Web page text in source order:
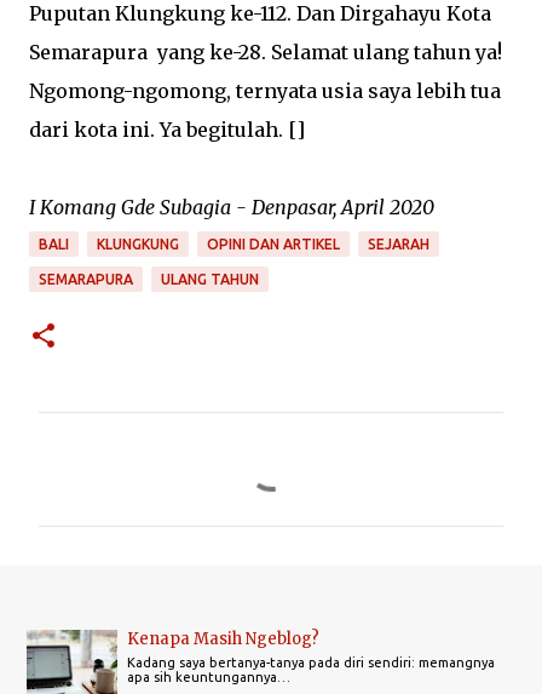
Puputan Klungkung ke-112. Dan Dirgahayu Kota
Semarapura yang ke-28. Selamat ulang tahun ya!
Ngomong-ngomong, ternyata usia saya lebih tua
dari kota ini. Ya begitulah. []
I Komang Gde Subagia - Denpasar, April 2020
BALI KLUNGKUNG OPINI DAN ARTIKEL SEJARAH
SEMARAPURA ULANG TAHUN
t
s
Kenapa Masih Ngeblog?
Kadang saya bertanya-tanya pada diri sendiri: memangnya
apa sih keuntungannya…